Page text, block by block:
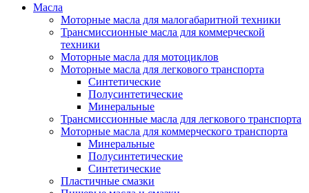
Масла
Моторные масла для малогабаритной техники
Трансмиссионные масла для коммерческой
техники
Моторные масла для мотоциклов
Моторные масла для легкового транспорта
Синтетические
Полусинтетические
Минеральные
Трансмиссионные масла для легкового транспорта
Моторные масла для коммерческого транспорта
Минеральные
Полусинтетические
Синтетические
Пластичные смазки